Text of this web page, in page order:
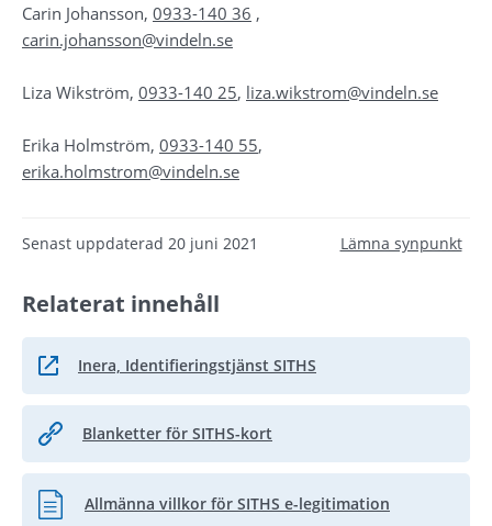
Carin Johansson, 0933-140 36
carin.johansson@vindeln.se
Liza Wikström, 0933-140 25, liza.wikstrom@vindeln.se
Erika Holmström, 0933-140 55
erika.holmstrom@vindeln.se
Senast uppdaterad 20 juni 2021 Lämna synpunkt
Relaterat innehåll
Inera, Identifieringstjänst SITHS
Länk till annan webbplats.
Blanketter för SITHS-kort
Allmänna villkor för SITHS e-legitimation
Pdf, 69.7 kB.